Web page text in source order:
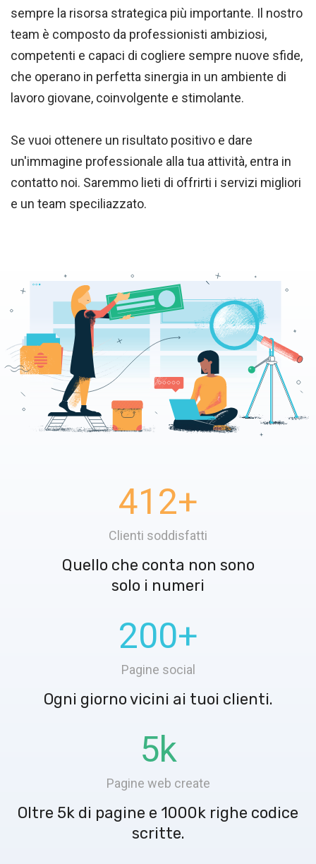
sempre la risorsa strategica più importante. Il nostro
team è composto da professionisti ambiziosi,
competenti e capaci di cogliere sempre nuove sfide,
che operano in perfetta sinergia in un ambiente di
lavoro giovane, coinvolgente e stimolante.
Se vuoi ottenere un risultato positivo e dare
un'immagine professionale alla tua attività, entra in
contatto noi. Saremmo lieti di offrirti i servizi migliori
e un team speciliazzato.
412+
Clienti soddisfatti
Quello che conta non sono
solo i numeri
200+
Pagine social
Ogni giorno vicini ai tuoi clienti.
5k
Pagine web create
Oltre 5k di pagine e 1000k righe codice
scritte.